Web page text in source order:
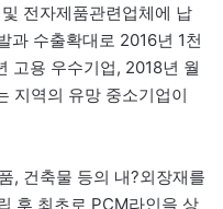
전자제품관련업체에 납
과 수출확대로 2016년 1천
고용 우수기업, 2018년 월
지역의 유망 중소기업이
, 건축물 등의 내?외장재를
후 최초로 PCM라인을 상